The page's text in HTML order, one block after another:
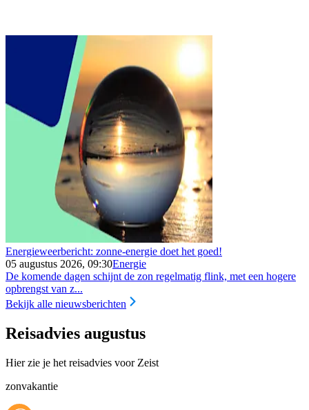
Energieweerbericht: zonne-energie doet het goed!
05 augustus 2026, 09:30Energie
De komende dagen schijnt de zon regelmatig flink, met een hogere
opbrengst van z...
Bekijk alle nieuwsberichten
Reisadvies augustus
Hier zie je het reisadvies voor Zeist
zonvakantie